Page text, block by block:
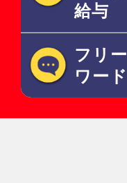
給与
フリー
ワード